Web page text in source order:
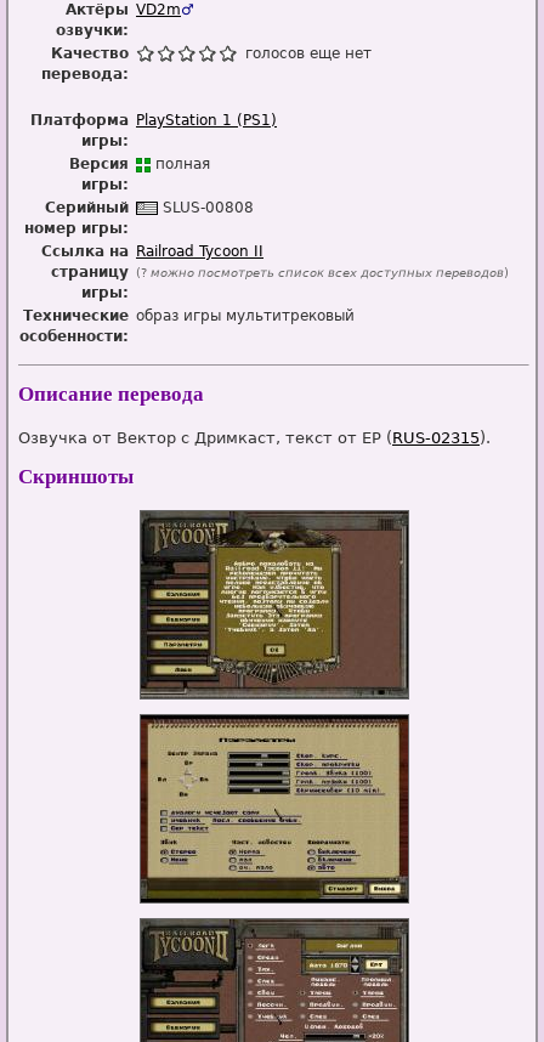
Актёры
озвучки:
VD2m♂
Качество
перевода:
голосов еще нет
Платформа
игры:
PlayStation 1 (PS1)
Версия
игры:
полная
Серийный
номер игры:
SLUS-00808
Ссылка на
страницу
игры:
Railroad Tycoon II
(? можно посмотреть список всех доступных переводов)
Технические
особенности:
образ игры мультитрековый
Описание перевода
Озвучка от Вектор с Дримкаст, текст от EP (RUS-02315).
Скриншоты